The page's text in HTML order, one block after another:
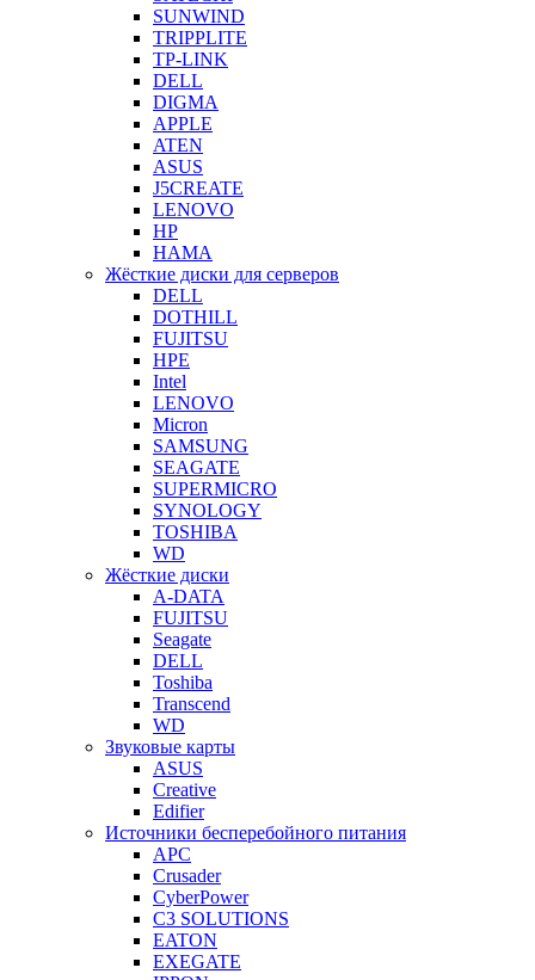
SUNWIND
TRIPPLITE
TP-LINK
DELL
DIGMA
APPLE
ATEN
ASUS
J5CREATE
LENOVO
HP
HAMA
Жёсткие диски для серверов
DELL
DOTHILL
FUJITSU
HPE
Intel
LENOVO
Micron
SAMSUNG
SEAGATE
SUPERMICRO
SYNOLOGY
TOSHIBA
WD
Жёсткие диски
A-DATA
FUJITSU
Seagate
DELL
Toshiba
Transcend
WD
Звуковые карты
ASUS
Creative
Edifier
Источники бесперебойного питания
APC
Crusader
CyberPower
C3 SOLUTIONS
EATON
EXEGATE